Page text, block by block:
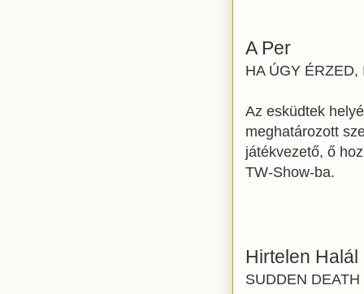
A Per
HA ÚGY ÉRZED,
Az esküdtek
meghatározott
játékvezető, ő
TW-Show-ba.
Hirtelen Halál
SUDDEN DEATH